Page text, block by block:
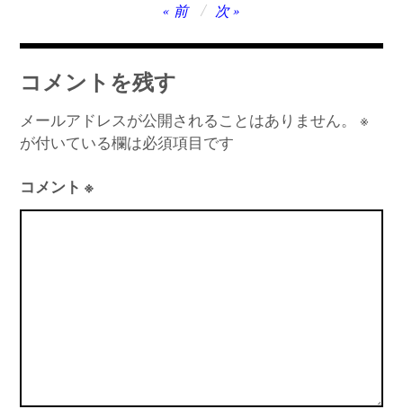
稿
ビ
ゲ
ー
シ
ョ
前 次
コメントを残す
メールアドレスが公開されることはありません。
※
が付いている欄は必須項目です
コメント※